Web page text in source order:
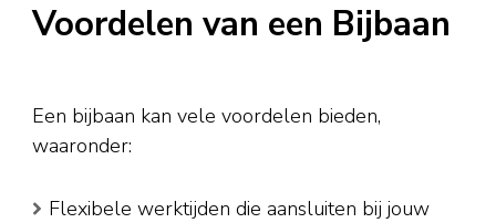
Voordelen van een Bijbaan
Een bijbaan kan vele voordelen bieden,
waaronder:
Flexibele werktijden die aansluiten bij jouw